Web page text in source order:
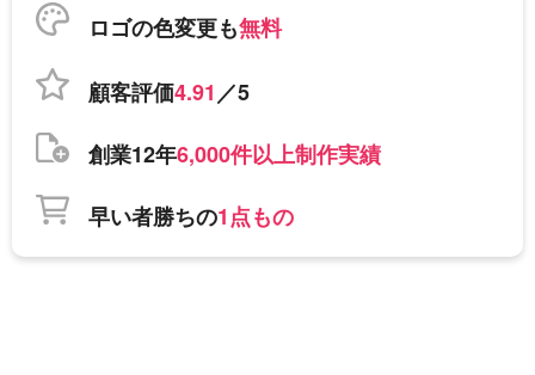
ロゴの色変更も無料
顧客評価4.91／5
創業12年6,000件以上制作実績
早い者勝ちの1点もの